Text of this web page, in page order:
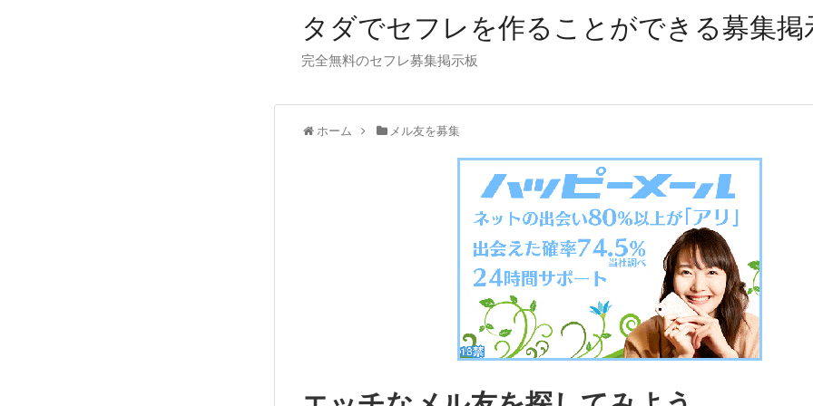
タダでセフレを作ることができる募集掲
完全無料のセフレ募集掲示板
ホーム メル友を募集